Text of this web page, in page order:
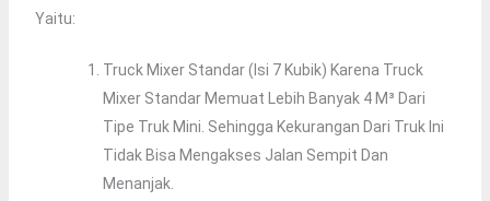
Yaitu:
Truck Mixer Standar (isi 7 Kubik) Karena Truck
Mixer Standar Memuat Lebih Banyak 4 M³ Dari
Tipe Truk Mini. Sehingga Kekurangan Dari Truk Ini
Tidak Bisa Mengakses Jalan Sempit Dan
Menanjak.